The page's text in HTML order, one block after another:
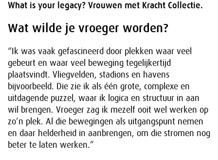
What is your legacy? Vrouwen met Kracht Collectie.
Wat wilde je vroeger worden?
“Ik was vaak gefascineerd door plekken waar veel
gebeurt en waar veel beweging tegelijkertijd
plaatsvindt. Vliegvelden, stadions en havens
bijvoorbeeld. Die zie ik als één grote, complexe en
uitdagende puzzel, waar ik logica en structuur in aan
wil brengen. Vroeger zag ik mezelf ooit wel werken op
zo’n plek. Al die bewegingen als uitgangspunt nemen
en daar helderheid in aanbrengen, om die stromen nog
beter te laten werken.”